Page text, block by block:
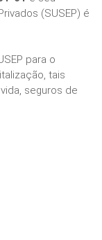
(SUSEP) é
para o
tais
seguros de